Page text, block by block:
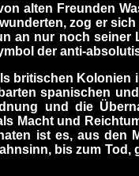
alten Freunden
zog er
an nur noch seiner
der anti-
britischen
spanischen
und die
Macht und
ist es, aus den
bis zum